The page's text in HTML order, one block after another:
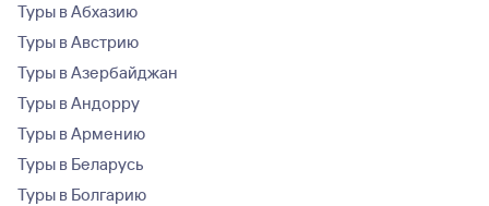
Туры в Абхазию
Туры в Австрию
Туры в Азербайджан
Туры в Андорру
Туры в Армению
Туры в Беларусь
Туры в Болгарию